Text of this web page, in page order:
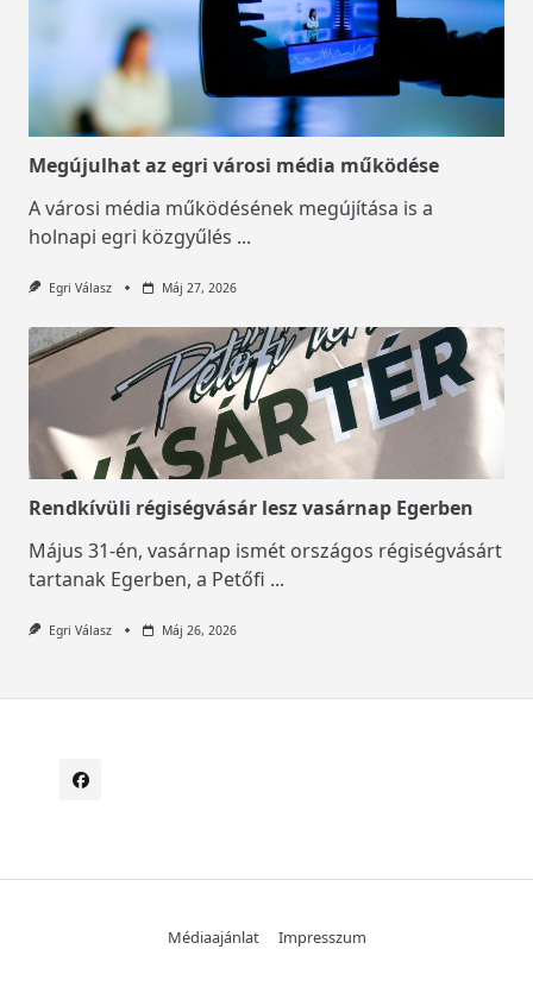
Megújulhat az egri városi média működése
A városi média működésének megújítása is a
holnapi egri közgyűlés ...
Egri Válasz Máj 27, 2026
Rendkívüli régiségvásár lesz vasárnap Egerben
Május 31-én, vasárnap ismét országos régiségvásárt
tartanak Egerben, a Petőfi ...
Egri Válasz Máj 26, 2026
Médiaajánlat Impresszum